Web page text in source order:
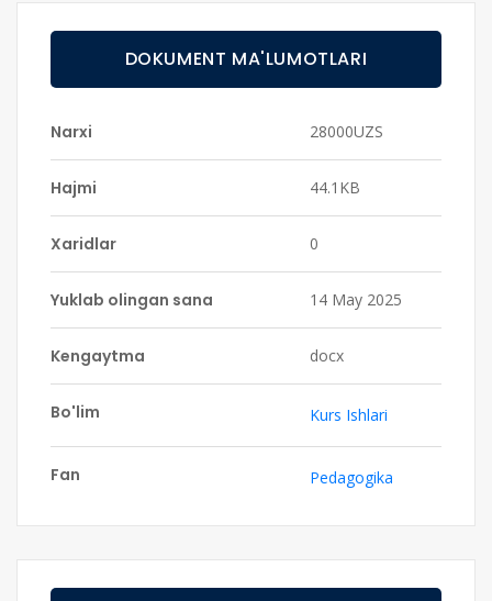
DOKUMENT MA'LUMOTLARI
Narxi 28000UZS
Hajmi 44.1KB
Xaridlar 0
Yuklab olingan sana 14 May 2025
Kengaytma docx
Bo'lim Kurs Ishlari
Fan Pedagogika